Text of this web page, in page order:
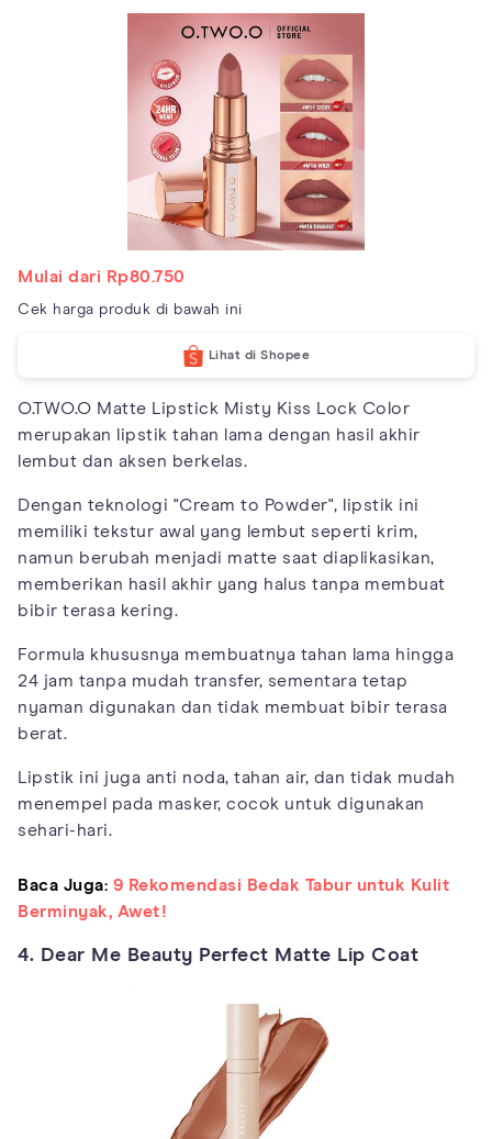
Mulai dari Rp80.750
Cek harga produk di bawah ini
Lihat di Shopee
O.TWO.O Matte Lipstick Misty Kiss Lock Color
merupakan lipstik tahan lama dengan hasil akhir
lembut dan aksen berkelas.
Dengan teknologi "Cream to Powder", lipstik ini
memiliki tekstur awal yang lembut seperti krim,
namun berubah menjadi matte saat diaplikasikan,
memberikan hasil akhir yang halus tanpa membuat
bibir terasa kering.
Formula khususnya membuatnya tahan lama hingga
24 jam tanpa mudah transfer, sementara tetap
nyaman digunakan dan tidak membuat bibir terasa
berat.
Lipstik ini juga anti noda, tahan air, dan tidak mudah
menempel pada masker, cocok untuk digunakan
sehari-hari.
Baca Juga: 9 Rekomendasi Bedak Tabur untuk Kulit
Berminyak, Awet!
4. Dear Me Beauty Perfect Matte Lip Coat